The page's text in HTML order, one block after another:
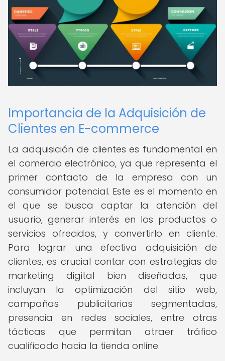
Importancia de la Adquisición de
Clientes en E-commerce
La adquisición de clientes es fundamental en
el comercio electrónico, ya que representa el
primer contacto de la empresa con un
consumidor potencial. Este es el momento en
el que se busca captar la atención del
usuario, generar interés en los productos o
servicios ofrecidos, y convertirlo en cliente.
Para lograr una efectiva adquisición de
clientes, es crucial contar con estrategias de
marketing digital bien diseñadas, que
incluyan la optimización del sitio web,
campañas publicitarias segmentadas,
presencia en redes sociales, entre otras
tácticas que permitan atraer tráfico
cualificado hacia la tienda online.